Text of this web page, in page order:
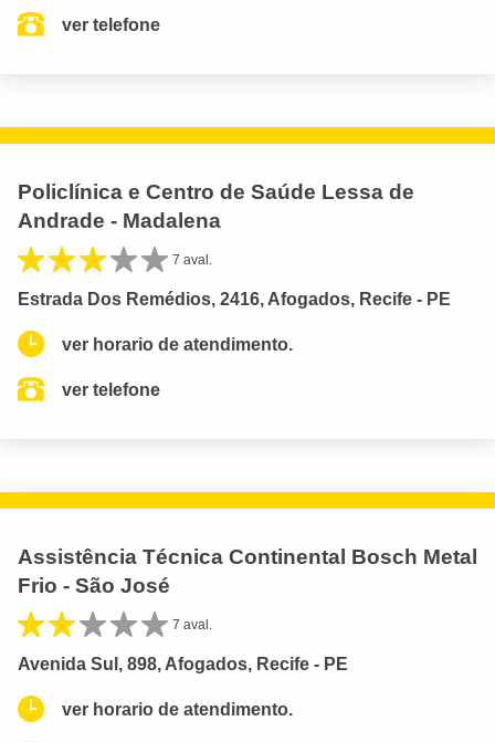
ver telefone
Policlínica e Centro de Saúde Lessa de
Andrade - Madalena
7 aval.
Estrada Dos Remédios, 2416, Afogados, Recife - PE
ver horario de atendimento.
ver telefone
Assistência Técnica Continental Bosch Metal
Frio - São José
7 aval.
Avenida Sul, 898, Afogados, Recife - PE
ver horario de atendimento.